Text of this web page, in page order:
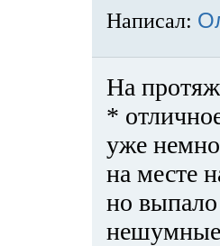
Написал:
На
*
уже
на месте
но
нешумные